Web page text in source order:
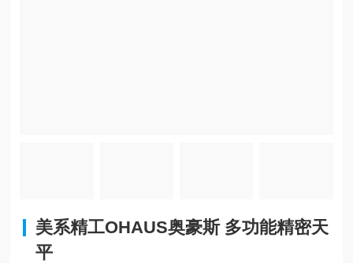
美系精工OHAUS奥豪斯 多功能精密天
平